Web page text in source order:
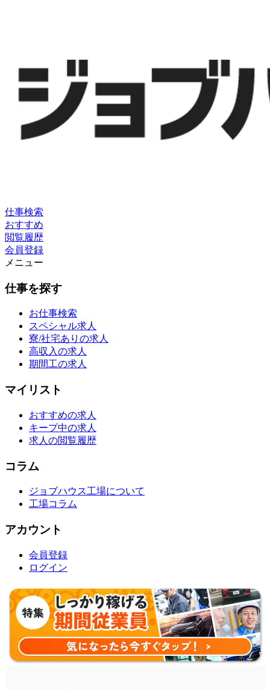
仕事検索
おすすめ
閲覧履歴
会員登録
メニュー
仕事を探す
お仕事検索
スペシャル求人
寮/社宅ありの求人
高収入の求人
期間工の求人
マイリスト
おすすめの求人
キープ中の求人
求人の閲覧履歴
コラム
ジョブハウス工場について
工場コラム
アカウント
会員登録
ログイン